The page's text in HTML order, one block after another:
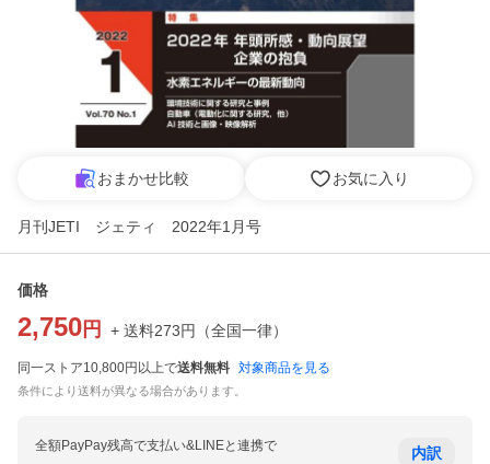
おまかせ比較 お気に入り
月刊JETI ジェティ 2022年1月号
価格
2,750 円 + 送料273円 （全国一律）
同一ストア10,800円以上で送料無料 対象商品を見る
条件により送料が異なる場合があります。
全額PayPay残高で支払い&LINEと連携で 内訳